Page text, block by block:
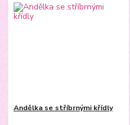
Andělka se stříbrnými křídly